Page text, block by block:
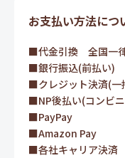
お支払い方法につ
■代金引換 全国一
■銀行振込(前払い)
■クレジット決済(一
■NP後払い(コンビ
■PayPay
■Amazon Pay
■各社キャリア決済